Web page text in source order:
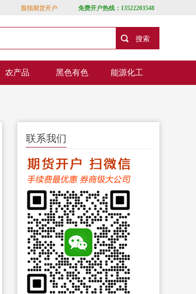
股指期货开户 免费开户热线：13522203548
农产品 黑色有色 能源化工
联系我们